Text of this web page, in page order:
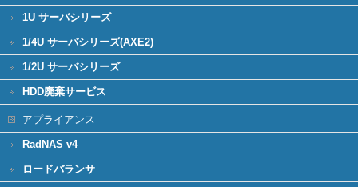
1U サーバシリーズ
1/4U サーバシリーズ(AXE2)
1/2U サーバシリーズ
HDD廃棄サービス
アプライアンス
RadNAS v4
ロードバランサ